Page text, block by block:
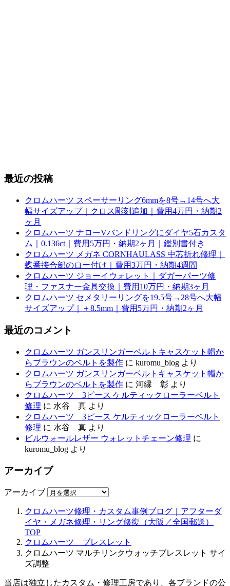
最近の投稿
クロムハーツ スペーサーリング6mmを8号→14号へ大
幅サイズアップ｜クロス彫刻追加｜費用4万円・納期2
ヶ月
クロムハーツ ナローVバンドリングにダイヤ5石カスタ
ム｜0.136ct｜費用5万円・納期2ヶ月｜鑑別書付き
クロムハーツ メガネ CORNHAULASS 中芯折れ修理｜
蝶番接合部のロー付け｜費用3万円・納期4週間
クロムハーツ ジョーイウォレット｜ダガーパーツ修
理・ファスナー金具交換｜費用10万円・納期3ヶ月
クロムハーツ セメタリーリングを19.5号→28号へ大幅
サイズアップ｜＋8.5mm｜費用5万円・納期2ヶ月
最近のコメント
クロムハーツ ガンスリンガーベルトキャスケット帽か
らブラウンのベルトを製作 に kuromu_blog より
クロムハーツ ガンスリンガーベルトキャスケット帽か
らブラウンのベルトを製作 に 河縁 彰 より
クロムハーツ 3ピース ケルティックローラーベルト
修理 に 水谷 真 より
クロムハーツ 3ピース ケルティックローラーベルト
修理 に 水谷 真 より
ビルウォールレザー ウォレットチェーン修理 に
kuromu_blog より
アーカイブ
アーカイブ
クロムハーツ修理・カスタム事例ブログ｜アフターダ
イヤ・メガネ修理・リング修復（大阪／全国郵送）
TOP
クロムハーツ ブレスレット
クロムハーツ マルチリンクウォッチブレスレット サイ
ズ調整
当店は独立したカスタム・修理工房であり、各ブランドの公